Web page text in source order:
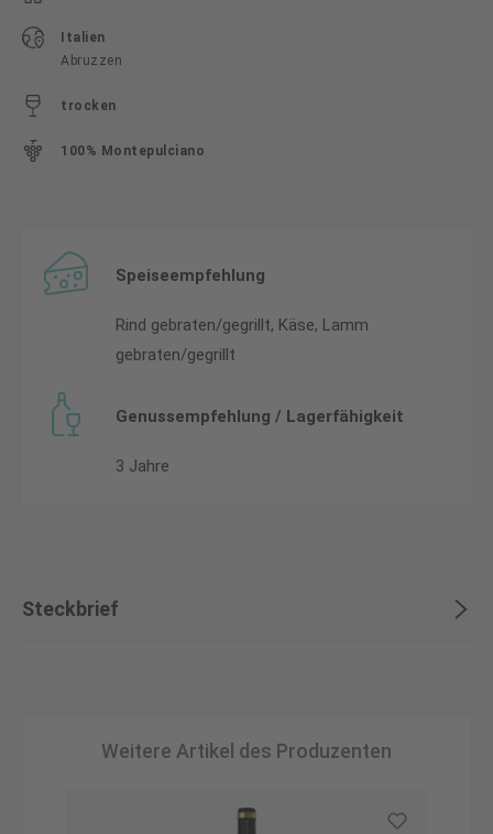
Italien
Abruzzen
trocken
100% Montepulciano
Speiseempfehlung
Rind gebraten/gegrillt, Käse, Lamm
gebraten/gegrillt
Genussempfehlung / Lagerfähigkeit
3 Jahre
Steckbrief
Weitere Artikel des Produzenten